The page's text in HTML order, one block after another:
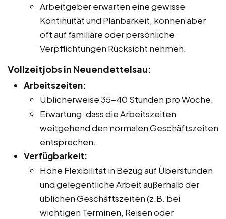
Arbeitgeber erwarten eine gewisse
Kontinuität und Planbarkeit, können aber
oft auf familiäre oder persönliche
Verpflichtungen Rücksicht nehmen.
Vollzeitjobs in Neuendettelsau:
Arbeitszeiten:
Üblicherweise 35-40 Stunden pro Woche.
Erwartung, dass die Arbeitszeiten
weitgehend den normalen Geschäftszeiten
entsprechen.
Verfügbarkeit:
Hohe Flexibilität in Bezug auf Überstunden
und gelegentliche Arbeit außerhalb der
üblichen Geschäftszeiten (z.B. bei
wichtigen Terminen, Reisen oder